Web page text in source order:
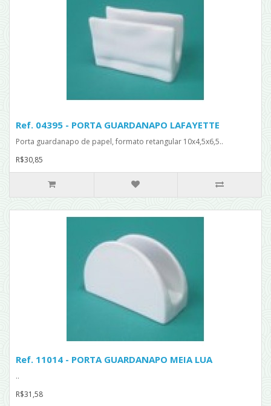
Ref. 04395 - PORTA GUARDANAPO LAFAYETTE
Porta guardanapo de papel, formato retangular 10x4,5x6,5..
R$30,85
Ref. 11014 - PORTA GUARDANAPO MEIA LUA
..
R$31,58